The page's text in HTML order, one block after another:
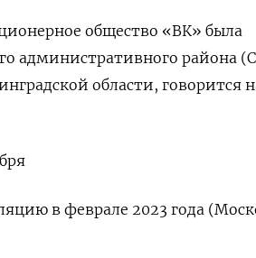
общество «ВК» была
административного района
области, говорится
в феврале 2023 года